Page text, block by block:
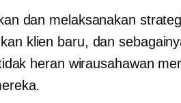
dan melaksanakan
klien baru, dan
heran wirausahawan